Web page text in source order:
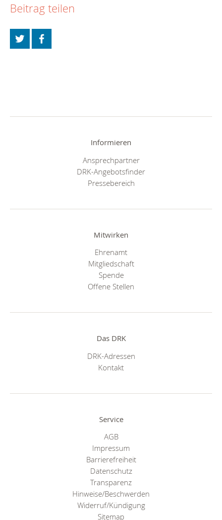
Beitrag teilen
Informieren
Ansprechpartner
DRK-Angebotsfinder
Pressebereich
Mitwirken
Ehrenamt
Mitgliedschaft
Spende
Offene Stellen
Das DRK
DRK-Adressen
Kontakt
Service
AGB
Impressum
Barrierefreiheit
Datenschutz
Transparenz
Hinweise/Beschwerden
Widerruf/Kündigung
Sitemap